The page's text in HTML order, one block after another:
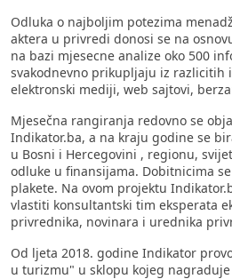
Odluka o najboljim potezima
aktera u privredi donosi se na
na bazi mjesecne analize oko 500
svakodnevno prikupljaju iz razlicitih
elektronski mediji, web sajtovi,
Mjesečna rangiranja redovno se
Indikator.ba, a na kraju godine se
u Bosni i Hercegovini , regionu,
odluke u finansijama. Dobitnicima
plakete. Na ovom projektu
vlastiti konsultantski tim eksperata
privrednika, novinara i urednika
Od ljeta 2018. godine Indikator
u turizmu" u sklopu kojeg